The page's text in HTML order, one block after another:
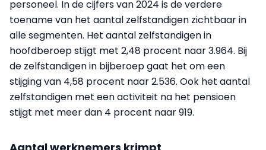
personeel. In de cijfers van 2024 is de verdere
toename van het aantal zelfstandigen zichtbaar in
alle segmenten. Het aantal zelfstandigen in
hoofdberoep stijgt met 2,48 procent naar 3.964. Bij
de zelfstandigen in bijberoep gaat het om een
stijging van 4,58 procent naar 2.536. Ook het aantal
zelfstandigen met een activiteit na het pensioen
stijgt met meer dan 4 procent naar 919.